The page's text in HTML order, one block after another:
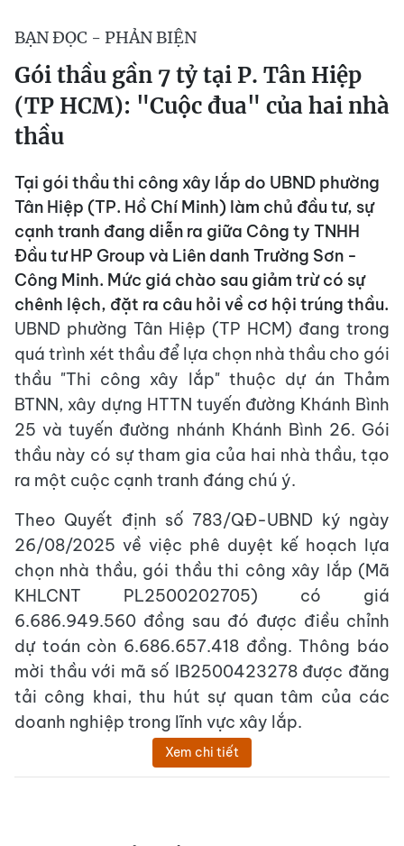
BẠN ĐỌC - PHẢN BIỆN
Gói thầu gần 7 tỷ tại P. Tân Hiệp
(TP HCM): "Cuộc đua" của hai nhà
thầu
Tại gói thầu thi công xây lắp do UBND phường
Tân Hiệp (TP. Hồ Chí Minh) làm chủ đầu tư, sự
cạnh tranh đang diễn ra giữa Công ty TNHH
Đầu tư HP Group và Liên danh Trường Sơn -
Công Minh. Mức giá chào sau giảm trừ có sự
chênh lệch, đặt ra câu hỏi về cơ hội trúng thầu.
UBND phường Tân Hiệp (TP HCM) đang trong
quá trình xét thầu để lựa chọn nhà thầu cho gói
thầu "Thi công xây lắp" thuộc dự án Thảm
BTNN, xây dựng HTTN tuyến đường Khánh Bình
25 và tuyến đường nhánh Khánh Bình 26. Gói
thầu này có sự tham gia của hai nhà thầu, tạo
ra một cuộc cạnh tranh đáng chú ý.
Theo Quyết định số 783/QĐ-UBND ký ngày
26/08/2025 về việc phê duyệt kế hoạch lựa
chọn nhà thầu, gói thầu thi công xây lắp (Mã
KHLCNT PL2500202705) có giá
6.686.949.560 đồng sau đó được điều chỉnh
dự toán còn 6.686.657.418 đồng. Thông báo
mời thầu với mã số IB2500423278 được đăng
tải công khai, thu hút sự quan tâm của các
doanh nghiệp trong lĩnh vực xây lắp.
Xem chi tiết